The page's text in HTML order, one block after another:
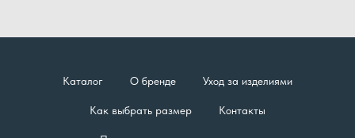
Каталог О бренде Уход за изделиями
Как выбрать размер Контакты